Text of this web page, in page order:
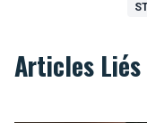
Articles Liés